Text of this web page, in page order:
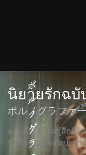
นิยายรักฉบั
ポルノグラファ
ตอนที่ 1 ความรู้สึกที่ไ
นักศึกษาภาพตัดปะกำ